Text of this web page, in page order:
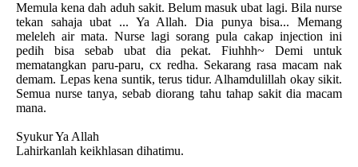
Memula kena dah aduh sakit. Belum masuk ubat lagi. Bila nurse
tekan sahaja ubat ... Ya Allah. Dia punya bisa... Memang
meleleh air mata. Nurse lagi sorang pula cakap injection ini
pedih bisa sebab ubat dia pekat. Fiuhhh~ Demi untuk
mematangkan paru-paru, cx redha. Sekarang rasa macam nak
demam. Lepas kena suntik, terus tidur. Alhamdulillah okay sikit.
Semua nurse tanya, sebab diorang tahu tahap sakit dia macam
mana.
Syukur Ya Allah
Lahirkanlah keikhlasan dihatimu.